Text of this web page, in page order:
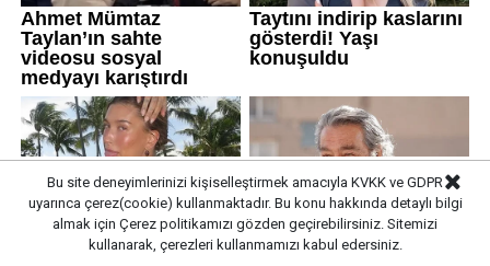
Bu site deneyimlerinizi kişiselleştirmek amacıyla KVKK ve GDPR
uyarınca çerez(cookie) kullanmaktadır. Bu konu hakkında detaylı bilgi
almak için Çerez politikamızı gözden geçirebilirsiniz. Sitemizi
kullanarak, çerezleri kullanmamızı kabul edersiniz.